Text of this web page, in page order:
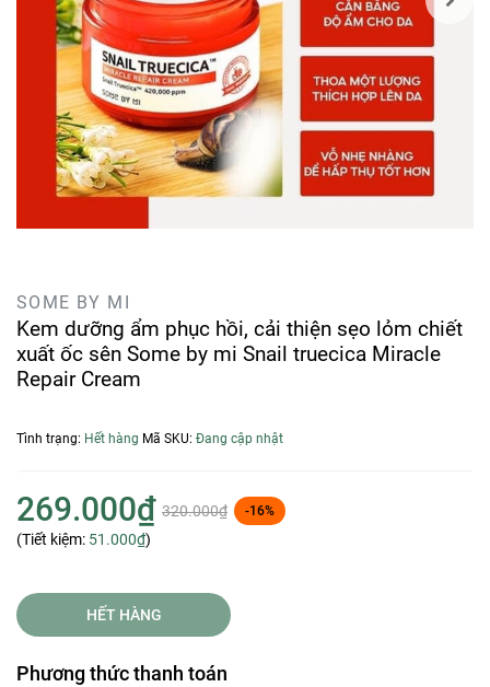
SOME BY MI
Kem dưỡng ẩm phục hồi, cải thiện sẹo lỏm chiết
xuất ốc sên Some by mi Snail truecica Miracle
Repair Cream
Tình trạng: Hết hàng Mã SKU: Đang cập nhật
269.000₫ 320.000₫ -16%
(Tiết kiệm: 51.000₫)
HẾT HÀNG
Phương thức thanh toán